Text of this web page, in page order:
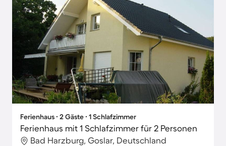
Ferienhaus ∙ 2 Gäste ∙ 1 Schlafzimmer
Ferienhaus mit 1 Schlafzimmer für 2 Personen
Bad Harzburg, Goslar, Deutschland